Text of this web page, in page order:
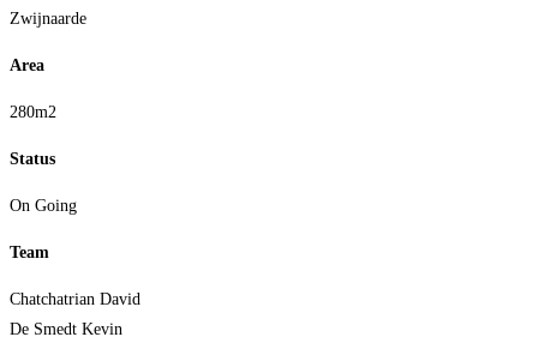
Zwijnaarde
Area
280m2
Status
On Going
Team
Chatchatrian David
De Smedt Kevin